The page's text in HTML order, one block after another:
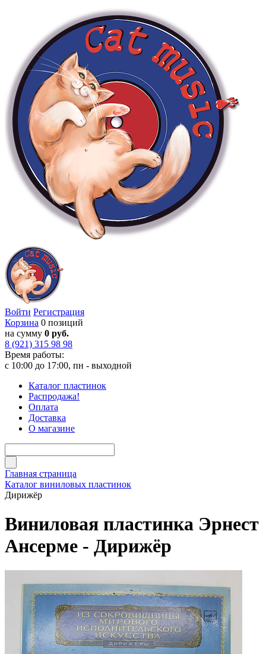
Войти Регистрация
Корзина 0 позиций
на сумму 0 руб.
8 (921) 315 98 98
Время работы:
с 10:00 до 17:00, пн - выходной
Каталог пластинок
Распродажа!
Оплата
Доставка
О магазине
Главная страница
Каталог виниловых пластинок
Дирижёр
Виниловая пластинка Эрнест
Ансерме - Дирижёр